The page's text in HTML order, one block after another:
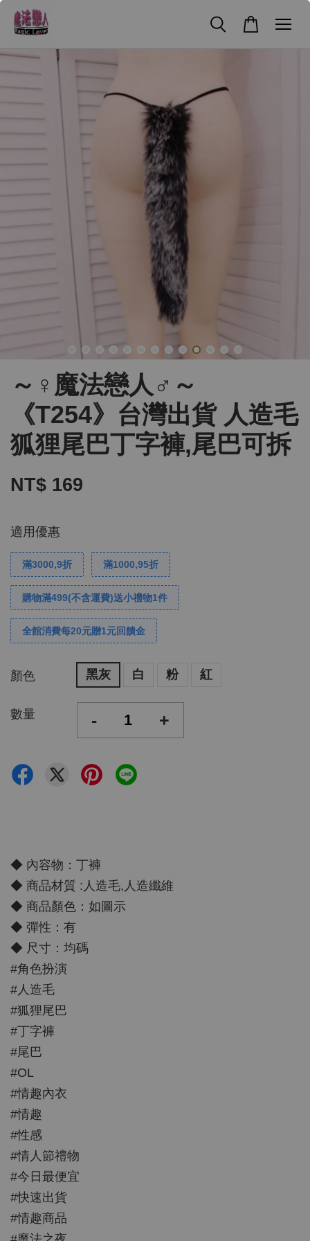
～♀魔法戀人♂～
《T254》台灣出貨 人造毛
狐狸尾巴丁字褲,尾巴可拆
NT$ 169
適用優惠
滿3000,9折 滿1000,95折
購物滿499(不含運費)送小禮物1件
全館消費每20元贈1元回饋金
顏色 黑灰 白 粉 紅
數量 - +
◆ 內容物：丁褲
◆ 商品材質 :人造毛,人造纖維
◆ 商品顏色：如圖示
◆ 彈性：有
◆ 尺寸：均碼
#角色扮演
#人造毛
#狐狸尾巴
#丁字褲
#尾巴
#OL
#情趣內衣
#情趣
#性感
#情人節禮物
#今日最便宜
#快速出貨
#情趣商品